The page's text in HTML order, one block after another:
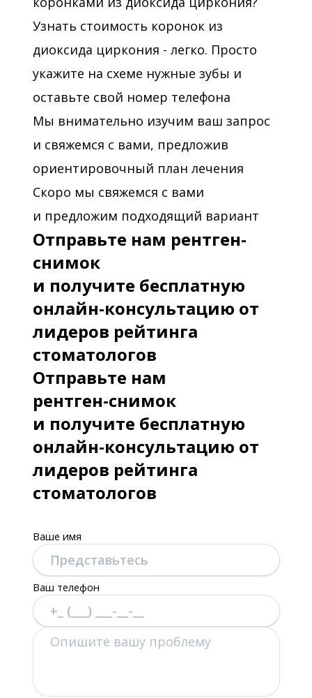
Узнать стоимость коронок из
диоксида циркония - легко. Просто
укажите на схеме нужные зубы и
оставьте свой номер телефона
Мы внимательно изучим ваш запрос
и свяжемся с вами, предложив
ориентировочный план лечения
Скоро мы свяжемся с вами
и предложим подходящий вариант
Отправьте нам рентген-
снимок
и получите бесплатную
онлайн-консультацию от
лидеров рейтинга
стоматологов
Отправьте нам
рентген-снимок
и получите бесплатную
онлайн-консультацию от
лидеров рейтинга
стоматологов
Ваше имя
Ваш телефон